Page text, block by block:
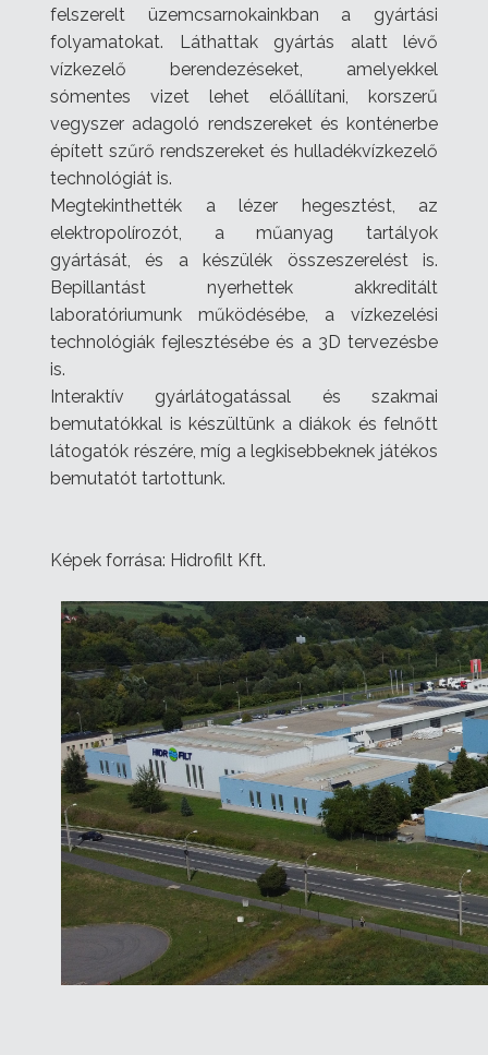
felszerelt üzemcsarnokainkban a gyártási
folyamatokat. Láthattak gyártás alatt lévő
vízkezelő berendezéseket, amelyekkel
sómentes vizet lehet előállítani, korszerű
vegyszer adagoló rendszereket és konténerbe
épített szűrő rendszereket és hulladékvízkezelő
technológiát is.
Megtekinthették a lézer hegesztést, az
elektropolírozót, a műanyag tartályok
gyártását, és a készülék összeszerelést is.
Bepillantást nyerhettek akkreditált
laboratóriumunk működésébe, a vízkezelési
technológiák fejlesztésébe és a 3D tervezésbe
is.
Interaktív gyárlátogatással és szakmai
bemutatókkal is készültünk a diákok és felnőtt
látogatók részére, míg a legkisebbeknek játékos
bemutatót tartottunk.
Képek forrása: Hidrofilt Kft.